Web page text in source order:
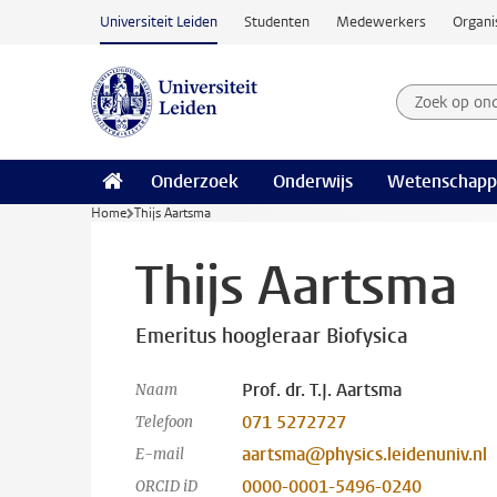
Ga naar hoofdinhoud
Universiteit Leiden Studenten Medewerkers
Zoek op
Zoekterm
Onderzoek Onderwijs
Home Thijs Aartsma
Thijs Aartsma
Emeritus hoogleraar Biofysica
Naam Prof. dr. T.J. Aartsma
Telefoon 071 5272727
E-mail aartsma@physics.leidenuniv.nl
ORCID iD 0000-0001-5496-0240